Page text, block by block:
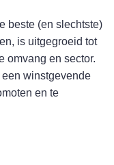
beste (en slechtste)
is uitgegroeid tot
omvang en sector.
winstgevende
en te